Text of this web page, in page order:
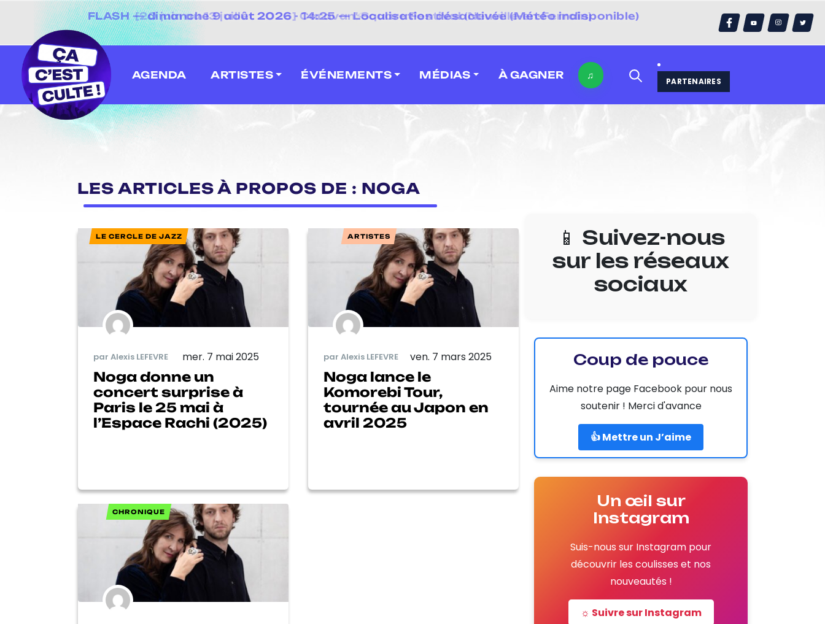
⚡
FLASH — dimanche 9 août 2026 - 14:25 — Localisation désactivée (Météo indisponible)
[20 juin au 13 juillet 2026] Caravan' Square Festival (Neuville-en-Ferrain)
AGENDA ARTISTES ÉVÉNEMENTS MÉDIAS À GAGNER ♫
PARTENAIRES
LES ARTICLES À PROPOS DE : NOGA
LE CERCLE DE JAZZ
par Alexis LEFEVRE mer. 7 mai 2025
Noga donne un
concert surprise à
Paris le 25 mai à
l’Espace Rachi (2025)
ARTISTES
par Alexis LEFEVRE ven. 7 mars 2025
Noga lance le
Komorebi Tour,
tournée au Japon en
avril 2025
CHRONIQUE
📱 Suivez-nous
sur les réseaux
sociaux
Coup de pouce
Aime notre page Facebook pour nous
soutenir ! Merci d'avance
👍 Mettre un J’aime
Un œil sur
Instagram
Suis-nous sur Instagram pour
découvrir les coulisses et nos
nouveautés !
☼ Suivre sur Instagram